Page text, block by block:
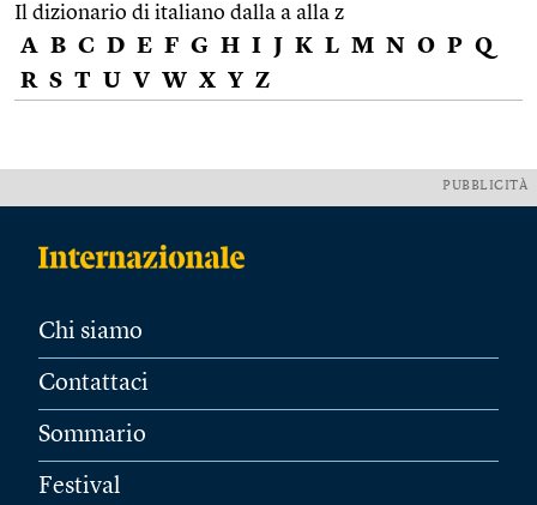
Il dizionario di italiano dalla a alla z
A B C D E F G H I J K L M N O P Q
R S T U V W X Y Z
PUBBLICITÀ
Chi siamo
Contattaci
Sommario
Festival